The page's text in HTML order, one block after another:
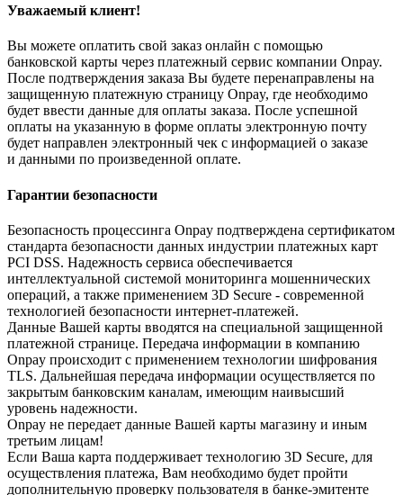
Уважаемый клиент!
Вы можете оплатить свой заказ онлайн с помощью
банковской карты через платежный сервис компании Onpay.
После подтверждения заказа Вы будете перенаправлены на
защищенную платежную страницу Onpay, где необходимо
будет ввести данные для оплаты заказа. После успешной
оплаты на указанную в форме оплаты электронную почту
будет направлен электронный чек с информацией о заказе
и данными по произведенной оплате.
Гарантии безопасности
Безопасность процессинга Onpay подтверждена сертификатом
стандарта безопасности данных индустрии платежных карт
PCI DSS. Надежность сервиса обеспечивается
интеллектуальной системой мониторинга мошеннических
операций, а также применением 3D Secure - современной
технологией безопасности интернет-платежей.
Данные Вашей карты вводятся на специальной защищенной
платежной странице. Передача информации в компанию
Onpay происходит с применением технологии шифрования
TLS. Дальнейшая передача информации осуществляется по
закрытым банковским каналам, имеющим наивысший
уровень надежности.
Onpay не передает данные Вашей карты магазину и иным
третьим лицам!
Если Ваша карта поддерживает технологию 3D Secure, для
осуществления платежа, Вам необходимо будет пройти
дополнительную проверку пользователя в банке-эмитенте